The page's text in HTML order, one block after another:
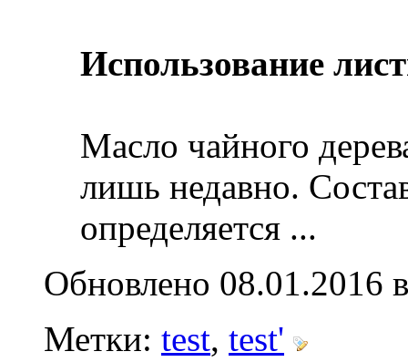
Использование
Масло чайного
лишь недавно.
определяется ...
Обновлено 08.01.2016
Метки: test, test'